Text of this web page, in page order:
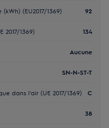
(EU2017/1369) 92
2017/1369) 134
Aucune
SN-N-ST-T
dans l'air (UE 2017/1369) C
38